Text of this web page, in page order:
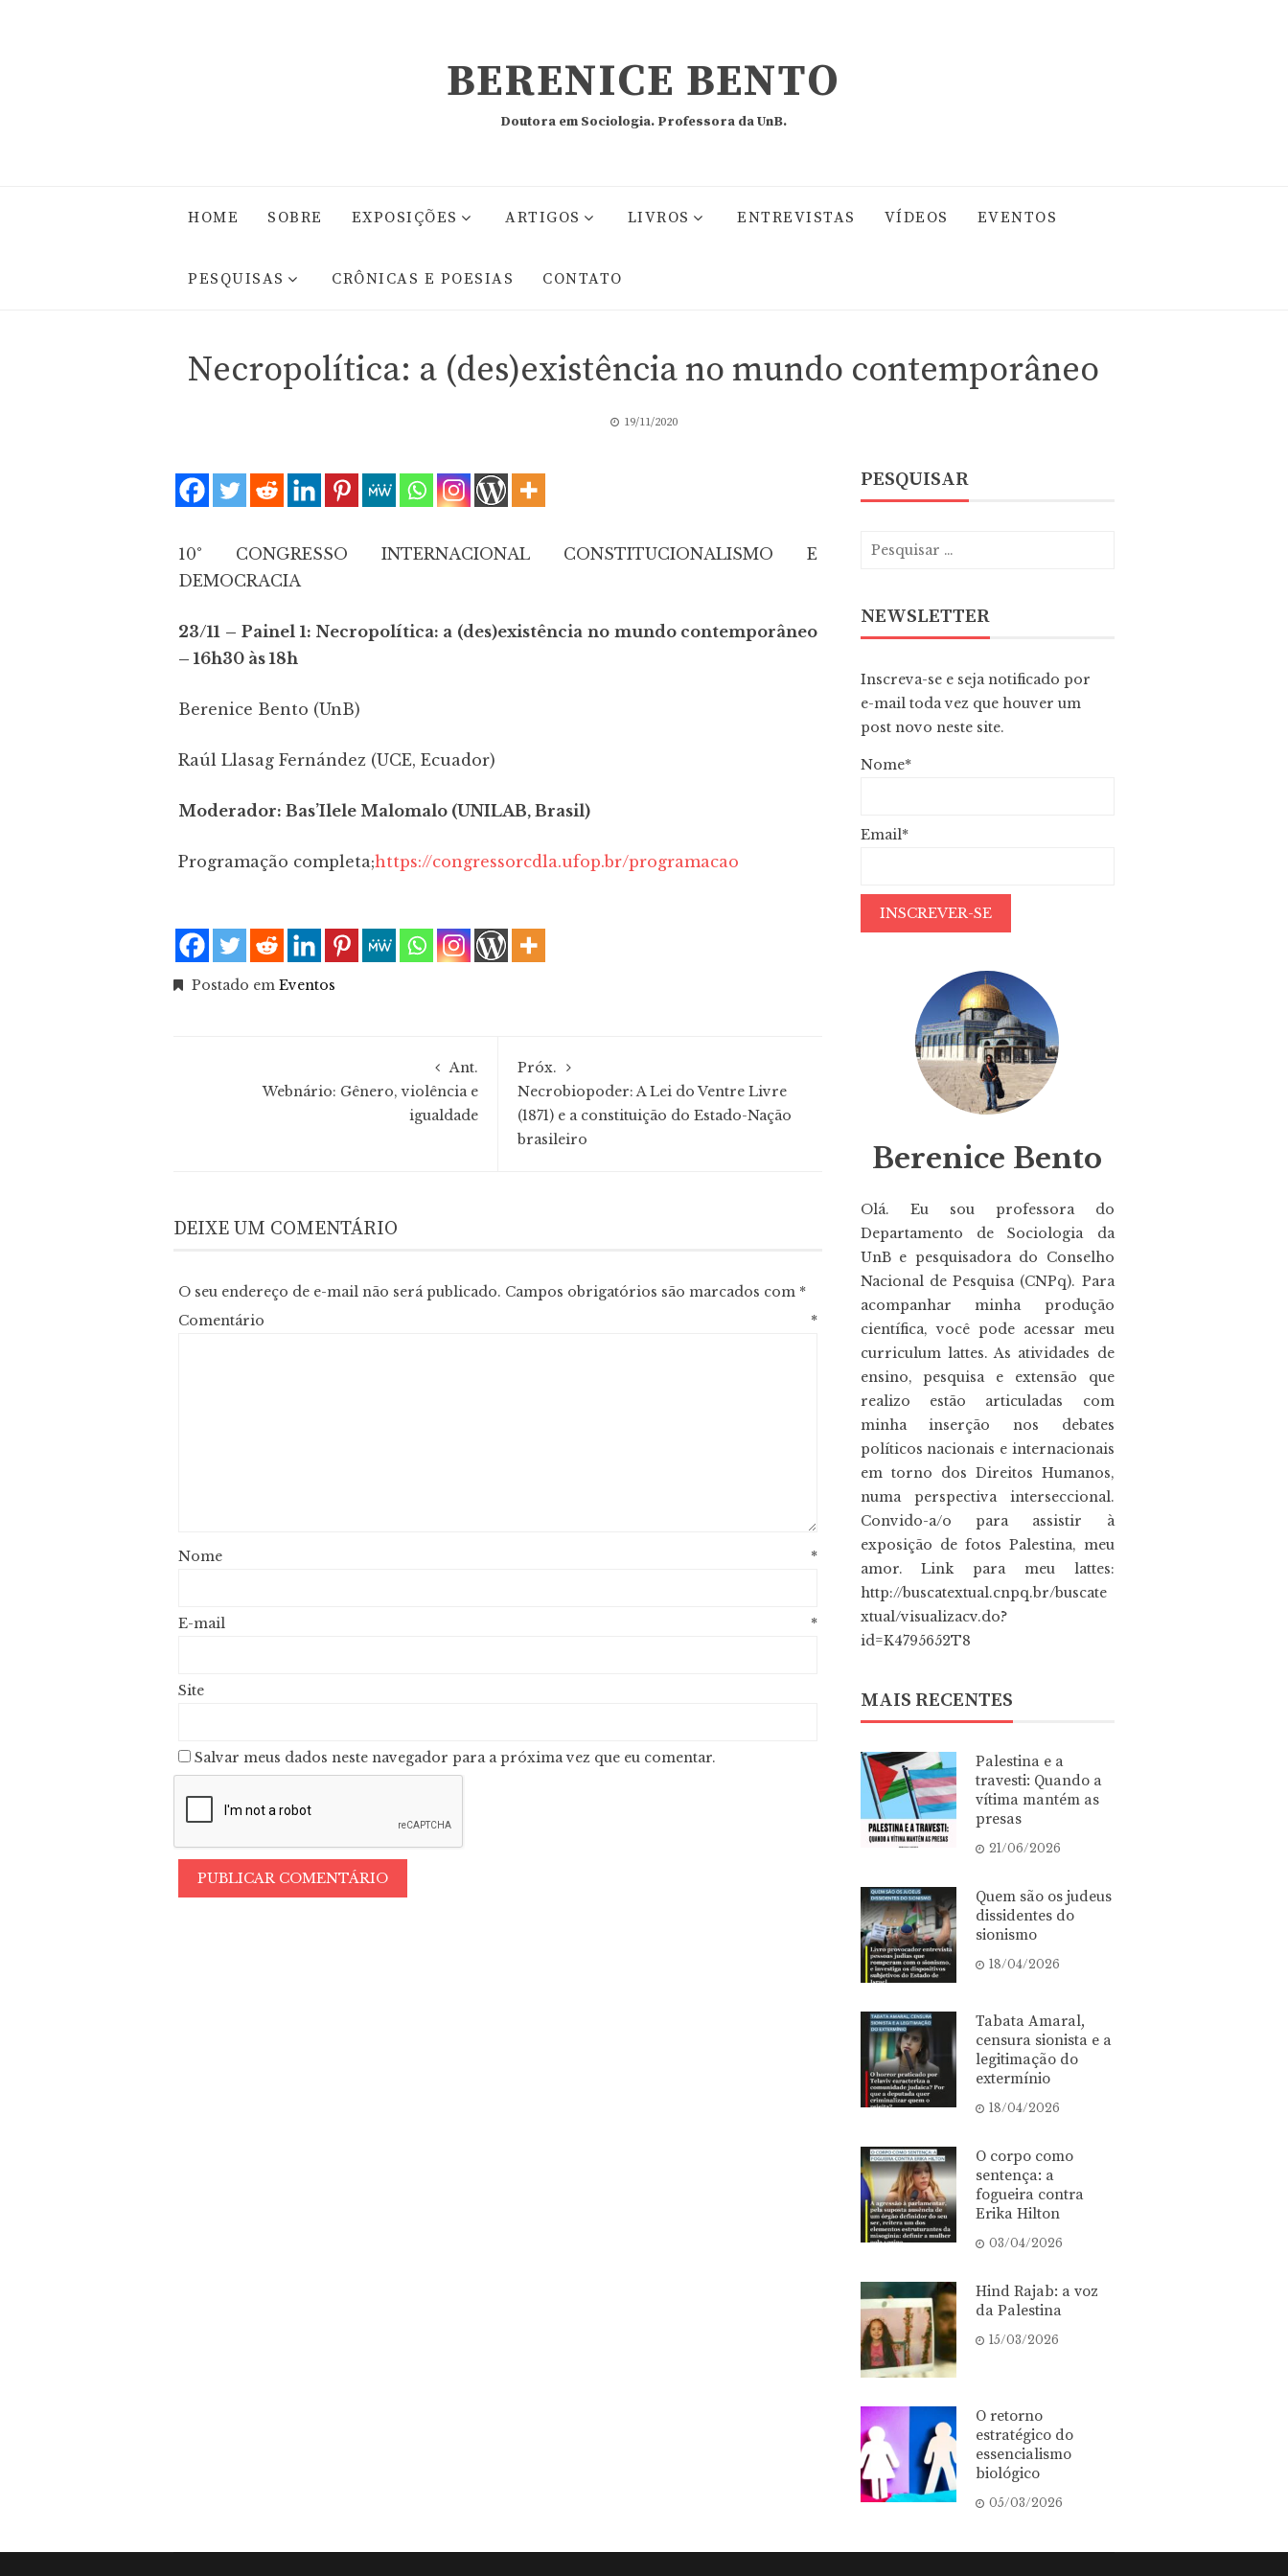
BERENICE BENTO
Doutora em Sociologia. Professora da UnB.
HOME SOBRE EXPOSIÇÕES ARTIGOS LIVROS ENTREVISTAS VÍDEOS EVENTOS
PESQUISAS CRÔNICAS E POESIAS CONTATO
Necropolítica: a (des)existência no mundo contemporâneo
19/11/2020
10° CONGRESSO INTERNACIONAL CONSTITUCIONALISMO E
DEMOCRACIA
23/11 – Painel 1: Necropolítica: a (des)existência no mundo contemporâneo
–16h30 às 18h
Berenice Bento (UnB)
Raúl Llasag Fernández (UCE, Ecuador)
Moderador: Bas’Ilele Malomalo (UNILAB, Brasil)
Programação completa;https://congressorcdla.ufop.br/programacao
Postado emEventos
Ant.
Webnário: Gênero, violência e
igualdade
Próx.
Necrobiopoder: A Lei do Ventre Livre
(1871) e a constituição do Estado-Nação
brasileiro
DEIXE UM COMENTÁRIO
O seu endereço de e-mail não será publicado. Campos obrigatórios são marcados com *
Comentário *
Nome *
E-mail *
Site
Salvar meus dados neste navegador para a próxima vez que eu comentar.
PESQUISAR
NEWSLETTER
Inscreva-se e seja notificado por
e-mail toda vez que houver um
post novo neste site.
Nome*
Email*
Berenice Bento
Olá. Eu sou professora do
Departamento de Sociologia da
UnB e pesquisadora do Conselho
Nacional de Pesquisa (CNPq). Para
acompanhar minha produção
científica, você pode acessar meu
curriculum lattes. As atividades de
ensino, pesquisa e extensão que
realizo estão articuladas com
minha inserção nos debates
políticos nacionais e internacionais
em torno dos Direitos Humanos,
numa perspectiva interseccional.
Convido-a/o para assistir à
exposição de fotos Palestina, meu
amor. Link para meu lattes:
http://buscatextual.cnpq.br/buscate
xtual/visualizacv.do?
id=K4795652T8
MAIS RECENTES
Palestina e a
travesti: Quando a
vítima mantém as
presas
21/06/2026
Quem são os judeus
dissidentes do
sionismo
18/04/2026
Tabata Amaral,
censura sionista e a
legitimação do
extermínio
18/04/2026
O corpo como
sentença: a
fogueira contra
Erika Hilton
03/04/2026
Hind Rajab: a voz
da Palestina
15/03/2026
O retorno
estratégico do
essencialismo
biológico
05/03/2026